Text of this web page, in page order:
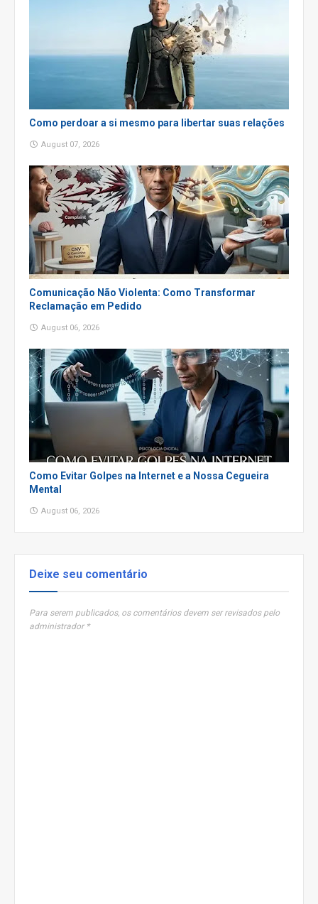
Como perdoar a si mesmo para libertar suas relações
August 07, 2026
Comunicação Não Violenta: Como Transformar
Reclamação em Pedido
August 06, 2026
Como Evitar Golpes na Internet e a Nossa Cegueira
Mental
August 06, 2026
Deixe seu comentário
Para serem publicados, os comentários devem ser revisados pelo
administrador *